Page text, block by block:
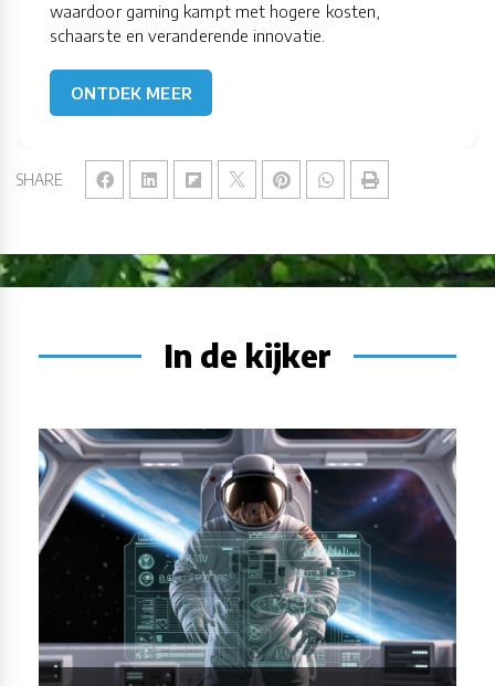
SHARE
waardoor gaming kampt met hogere kosten,
schaarste en veranderende innovatie.
ONTDEK MEER
In de kijker